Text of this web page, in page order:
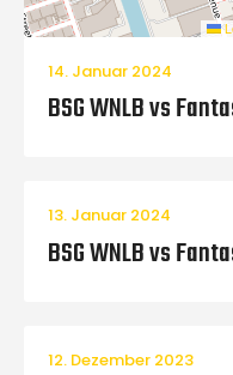
14. Januar 2024
BSG WNLB vs
13. Januar 2024
BSG WNLB vs
12. Dezember 2023